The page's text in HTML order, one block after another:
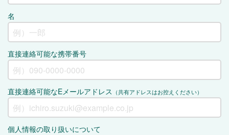
名
直接連絡可能な携帯番号
直接連絡可能なEメールアドレス （共有アドレスはお控えください）
個人情報の取り扱いについて